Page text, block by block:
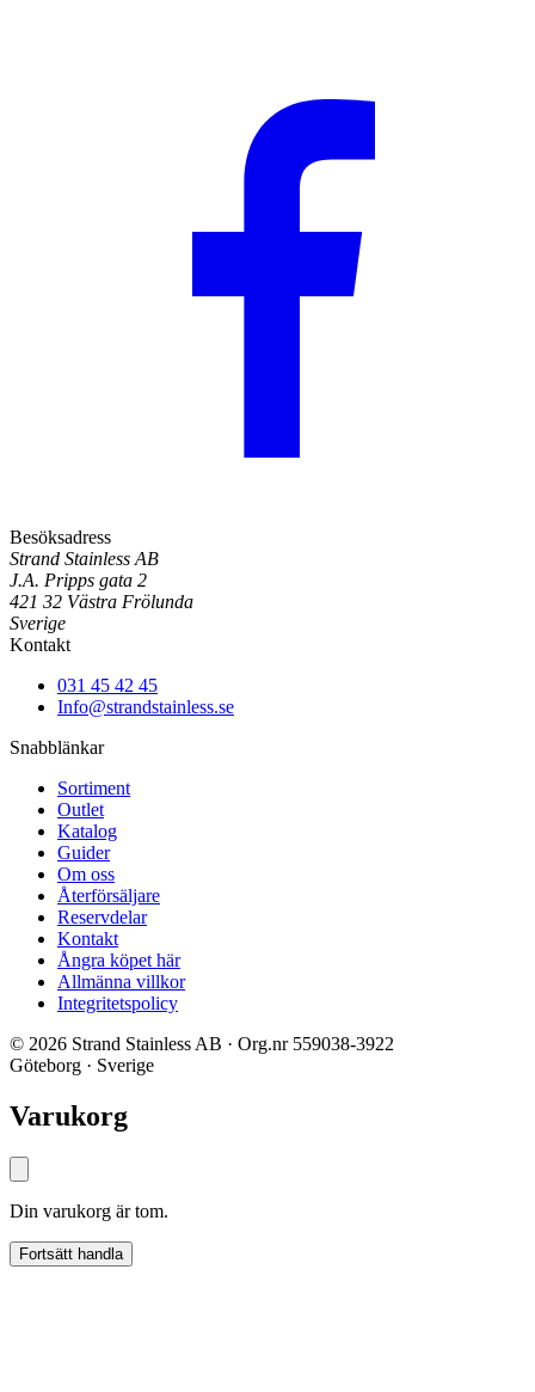
Besöksadress
Strand Stainless AB
J.A. Pripps gata 2
421 32 Västra Frölunda
Sverige
Kontakt
031 45 42 45
Info@strandstainless.se
Snabblänkar
Sortiment
Outlet
Katalog
Guider
Om oss
Återförsäljare
Reservdelar
Kontakt
Ångra köpet här
Allmänna villkor
Integritetspolicy
© 2026 Strand Stainless AB · Org.nr 559038-3922
Göteborg · Sverige
Varukorg
Din varukorg är tom.
Fortsätt handla